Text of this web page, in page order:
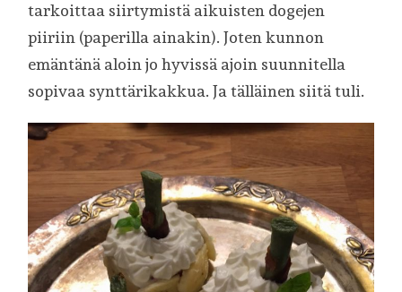
tarkoittaa siirtymistä aikuisten dogejen
piiriin (paperilla ainakin). Joten kunnon
emäntänä aloin jo hyvissä ajoin suunnitella
sopivaa synttärikakkua. Ja tälläinen siitä tuli.